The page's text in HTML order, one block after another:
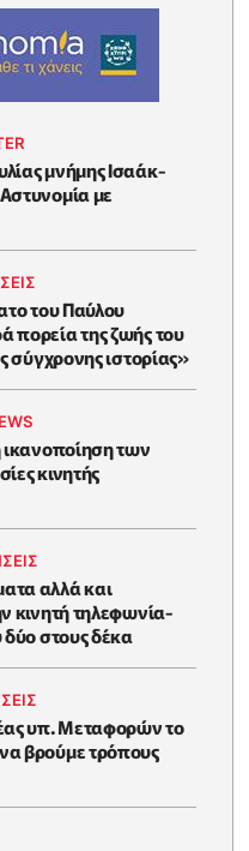
μνήμης Ισαάκ-
με
του Παύλου
της ζωής του
σύγχρονης ιστορίας»
των
κινητής
αλλά και
κινητή τηλεφωνία-
στους δέκα
υπ. Μεταφορών το
βρούμε τρόπους